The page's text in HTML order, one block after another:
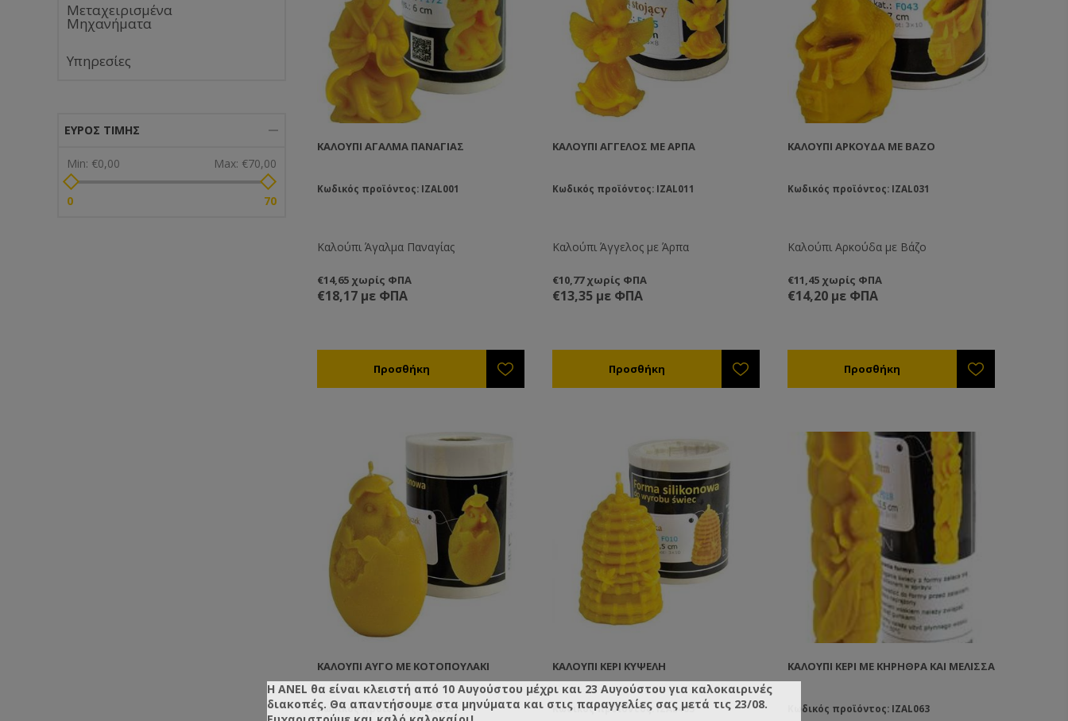
ΚΑΛΟΎΠΙ ΆΓΑΛΜΑ ΠΑΝΑΓΊΑΣ
Κωδικός προϊόντος: IZAL001
Καλούπι Άγαλμα Παναγίας
€14,65 χωρίς ΦΠΑ
€18,17 με ΦΠΑ
ΚΑΛΟΎΠΙ ΆΓΓΕΛΟΣ ΜΕ ΆΡΠΑ
Κωδικός προϊόντος: IZAL011
Καλούπι Άγγελος με Άρπα
€10,77 χωρίς ΦΠΑ
€13,35 με ΦΠΑ
ΚΑΛΟΎΠΙ ΑΡΚΟΎΔΑ ΜΕ ΒΆΖΟ
Κωδικός προϊόντος: IZAL031
Καλούπι Αρκούδα με Βάζο
€11,45 χωρίς ΦΠΑ
€14,20 με ΦΠΑ
ΚΑΛΟΎΠΙ ΑΥΓΌ ΜΕ ΚΟΤΟΠΟΥΛΆΚΙ
Κωδικός προϊόντος: IZAL087
ΚΑΛΟΎΠΙ ΚΕΡΊ ΚΥΨΈΛΗ
Κωδικός προϊόντος: IZAL403
ΚΑΛΟΎΠΙ ΚΕΡΊ ΜΕ ΚΗΡΉΘΡΑ ΚΑΙ ΜΈΛΙΣΣΑ
Κωδικός προϊόντος: IZAL063
Μεταχειρισμένα
Μηχανήματα
Υπηρεσίες
ΕΎΡΟΣ ΤΙΜΉΣ
Min: €0,00 Max: €70,00
0 70
Η ANEL θα είναι κλειστή από 10 Αυγούστου μέχρι και 23 Αυγούστου για καλοκαιρινές
διακοπές. Θα απαντήσουμε στα μηνύματα και στις παραγγελίες σας μετά τις 23/08.